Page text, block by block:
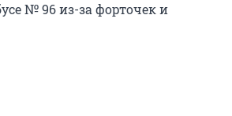
№ 96 из-за форточек и